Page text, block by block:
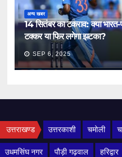
अन्य खबर
14 सितंबर का टकराव: क्या भारत-
टक्कर या फिर लगेगा झटका?
SEP 6, 2025
उत्तराखण्ड उत्तरकाशी चमोली
उधमसिंघ नगर पौड़ी गढ़वाल हरिद्वार